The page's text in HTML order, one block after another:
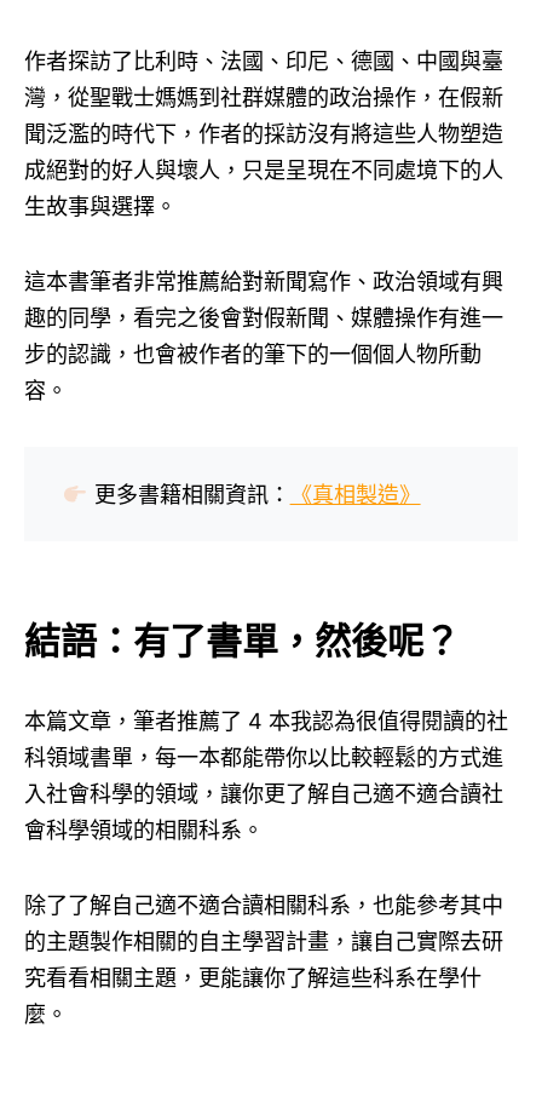
作者探訪了比利時、法國、印尼、德國、中國與臺
灣，從聖戰士媽媽到社群媒體的政治操作，在假新
聞泛濫的時代下，作者的採訪沒有將這些人物塑造
成絕對的好人與壞人，只是呈現在不同處境下的人
生故事與選擇。
這本書筆者非常推薦給對新聞寫作、政治領域有興
趣的同學，看完之後會對假新聞、媒體操作有進一
步的認識，也會被作者的筆下的一個個人物所動
容。
更多書籍相關資訊： 《真相製造》
結語：有了書單，然後呢？
本篇文章，筆者推薦了 4 本我認為很值得閱讀的社
科領域書單，每一本都能帶你以比較輕鬆的方式進
入社會科學的領域，讓你更了解自己適不適合讀社
會科學領域的相關科系。
除了了解自己適不適合讀相關科系，也能參考其中
的主題製作相關的自主學習計畫，讓自己實際去研
究看看相關主題，更能讓你了解這些科系在學什
麼。